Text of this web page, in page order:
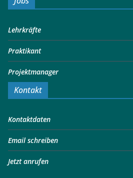
Lehrkräfte
Praktikant
Projektmanager
Kontakt
Kontaktdaten
Email schreiben
Jetzt anrufen